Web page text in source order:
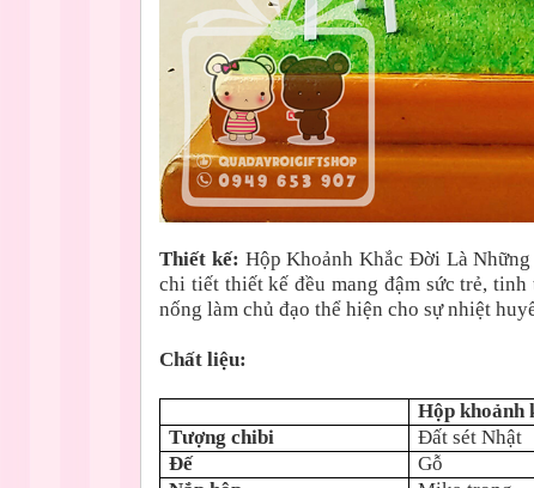
Thiết kế: Hộp Khoảnh Khắc Đời Là
chi tiết thiết kế đều mang đậm sức trẻ,
nống làm chủ đạo thể hiện cho sự nhiệt
Chất liệu:
Hộp khoảnh
Tượng chibi
Đất sét Nhật
Đế
Gỗ